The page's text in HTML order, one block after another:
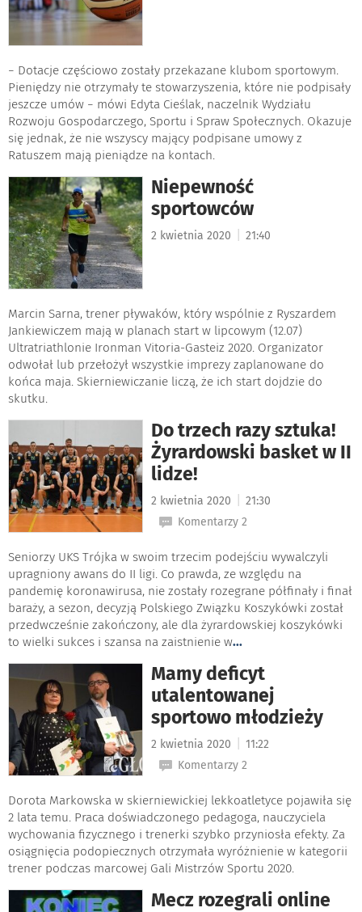
− Dotacje częściowo zostały przekazane klubom sportowym.
Pieniędzy nie otrzymały te stowarzyszenia, które nie podpisały
jeszcze umów − mówi Edyta Cieślak, naczelnik Wydziału
Rozwoju Gospodarczego, Sportu i Spraw Społecznych. Okazuje
się jednak, że nie wszyscy mający podpisane umowy z
Ratuszem mają pieniądze na kontach.
Niepewność
sportowców
2 kwietnia 2020 21:40
Marcin Sarna, trener pływaków, który wspólnie z Ryszardem
Jankiewiczem mają w planach start w lipcowym (12.07)
Ultratriathlonie Ironman Vitoria-Gasteiz 2020. Organizator
odwołał lub przełożył wszystkie imprezy zaplanowane do
końca maja. Skierniewiczanie liczą, że ich start dojdzie do
skutku.
Do trzech razy sztuka!
Żyrardowski basket w II
lidze!
2 kwietnia 2020
21:30
Komentarzy 2
Seniorzy UKS Trójka w swoim trzecim podejściu wywalczyli
upragniony awans do II ligi. Co prawda, ze względu na
pandemię koronawirusa, nie zostały rozegrane półfinały i finał
baraży, a sezon, decyzją Polskiego Związku Koszykówki został
przedwcześnie zakończony, ale dla żyrardowskiej koszykówki
to wielki sukces i szansa na zaistnienie w...
Mamy deficyt
utalentowanej
sportowo młodzieży
2 kwietnia 2020
11:22
Komentarzy 2
Dorota Markowska w skierniewickiej lekkoatletyce pojawiła się
2 lata temu. Praca doświadczonego pedagoga, nauczyciela
wychowania fizycznego i trenerki szybko przyniosła efekty. Za
osiągnięcia podopiecznych otrzymała wyróżnienie w kategorii
trener podczas marcowej Gali Mistrzów Sportu 2020.
Mecz rozegrali online